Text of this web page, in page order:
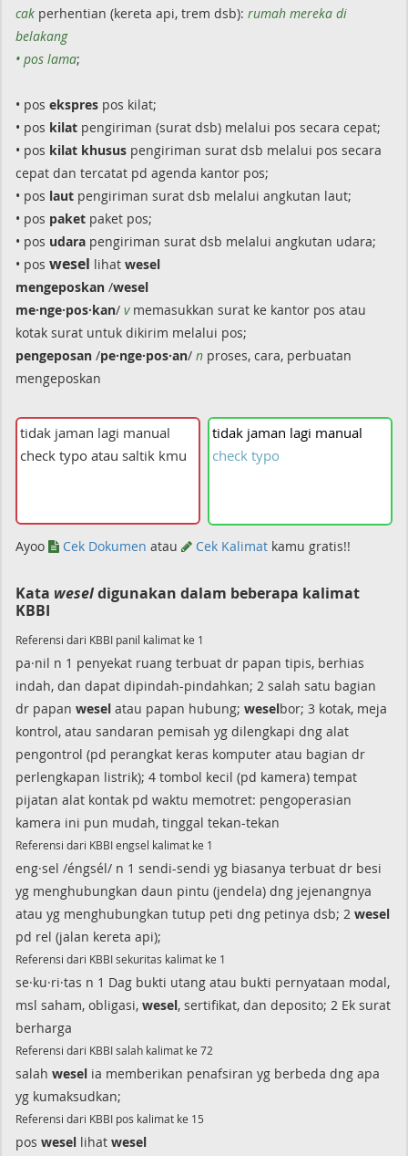
cak perhentian (kereta api, trem dsb): rumah mereka di
belakang
• pos lama;
• pos ekspres pos kilat;
• pos kilat pengiriman (surat dsb) melalui pos secara cepat;
• pos kilat khusus pengiriman surat dsb melalui pos secara
cepat dan tercatat pd agenda kantor pos;
• pos laut pengiriman surat dsb melalui angkutan laut;
• pos paket paket pos;
• pos udara pengiriman surat dsb melalui angkutan udara;
• pos wesel lihat wesel
mengeposkan /wesel
me·nge·pos·kan/ vmemasukkan surat ke kantor pos atau
kotak surat untuk dikirim melalui pos;
pengeposan /pe·nge·pos·an/ n proses, cara, perbuatan
mengeposkan
tidak jaman lagi manual
check typo
Ayoo Cek Dokumen atau Cek Kalimat kamu gratis!!
Kata weseldigunakan dalam beberapa kalimat
KBBI
Referensi dari KBBI panil kalimat ke 1
pa·nil n 1 penyekat ruang terbuat dr papan tipis, berhias
indah, dan dapat dipindah-pindahkan; 2 salah satu bagian
dr papan wesel atau papan hubung; weselbor; 3 kotak, meja
kontrol, atau sandaran pemisah yg dilengkapi dng alat
pengontrol (pd perangkat keras komputer atau bagian dr
perlengkapan listrik); 4 tombol kecil (pd kamera) tempat
pijatan alat kontak pd waktu memotret: pengoperasian
kamera ini pun mudah, tinggal tekan-tekan
Referensi dari KBBI engsel kalimat ke 1
eng·sel /éngsél/ n 1 sendi-sendi yg biasanya terbuat dr besi
yg menghubungkan daun pintu (jendela) dng jejenangnya
atau yg menghubungkan tutup peti dng petinya dsb; 2 wesel
pd rel (jalan kereta api);
Referensi dari KBBI sekuritas kalimat ke 1
se·ku·ri·tas n 1 Dag bukti utang atau bukti pernyataan modal,
msl saham, obligasi, wesel, sertifikat, dan deposito; 2 Ek surat
berharga
Referensi dari KBBI salah kalimat ke 72
salah wesel ia memberikan penafsiran yg berbeda dng apa
yg kumaksudkan;
Referensi dari KBBI pos kalimat ke 15
pos wesel lihat wesel